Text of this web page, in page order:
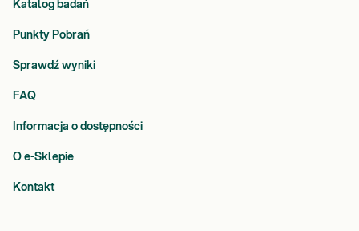
Katalog badań
Punkty Pobrań
Sprawdź wyniki
FAQ
Informacja o dostępności
O e-Sklepie
Kontakt